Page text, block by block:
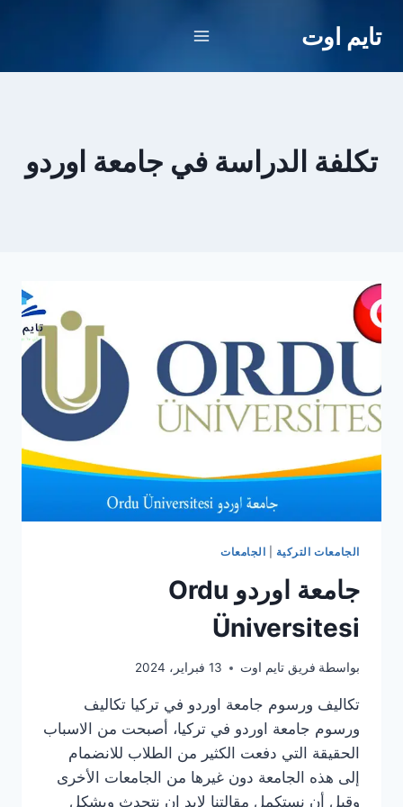
تايم اوت
تكلفة الدراسة في جامعة اوردو
الجامعات التركية الجامعات
جامعة اوردو Ordu
Üniversitesi
بواسطة فريق تايم اوت 13 فبراير، 2024
تكاليف ورسوم جامعة اوردو في تركيا تكاليف
ورسوم جامعة اوردو في تركيا، أصبحت من الاسباب
الحقيقة التي دفعت الكثير من الطلاب للانضمام
إلى هذه الجامعة دون غيرها من الجامعات الأخرى
وقبل أن نستكمل مقالتنا لابد ان نتحدث وبشكل